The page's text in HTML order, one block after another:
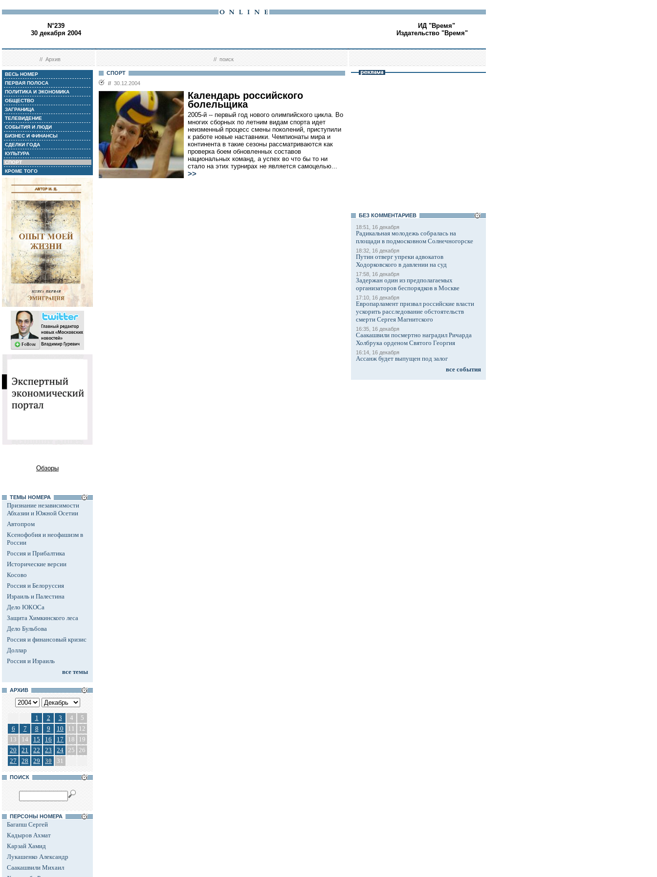
N°239
30 декабря 2004
ИД "Время"
Издательство "Время"
//Архив //поиск
ВЕСЬ НОМЕР
ПЕРВАЯ ПОЛОСА
ПОЛИТИКА И ЭКОНОМИКА
ОБЩЕСТВО
ЗАГРАНИЦА
ТЕЛЕВИДЕНИЕ
СОБЫТИЯ И ЛЮДИ
БИЗНЕС И ФИНАНСЫ
СДЕЛКИ ГОДА
КУЛЬТУРА
СПОРТ
КРОМЕ ТОГО
Обзоры
ТЕМЫ НОМЕРА
Признание независимости
Абхазии и Южной Осетии
Автопром
Ксенофобия и неофашизм в
России
Россия и Прибалтика
Исторические версии
Косово
Россия и Белоруссия
Израиль и Палестина
Дело ЮКОСа
Защита Химкинского леса
Дело Бульбова
Россия и финансовый кризис
Доллар
Россия и Израиль
все темы
АРХИВ
1 2 3 4
5
6
7 8 9 10 11
12
13
14 15 16 17 18
19
20
21 22 23 24 25 26
27
28 29 30 31
ПОИСК
ПЕРСОНЫ НОМЕРА
Багапш Сергей
Кадыров Ахмат
Карзай Хамид
Лукашенко Александр
Саакашвили Михаил
СПОРТ
// 30.12.2004
Календарь российского
болельщика
2005-й -- первый год нового олимпийского цикла. Во
многих сборных по летним видам спорта идет
неизменный процесс смены поколений, приступили
к работе новые наставники. Чемпионаты мира и
континента в такие сезоны рассматриваются как
проверка боем обновленных составов
национальных команд, а успех во что бы то ни
стало на этих турнирах не является самоцелью...
>>
БЕЗ КОМMЕНТАРИЕВ
18:51, 16 декабря
Радикальная молодежь собралась на
площади в подмосковном Солнечногорске
18:32, 16 декабря
Путин отверг упреки адвокатов
Ходорковского в давлении на суд
17:58, 16 декабря
Задержан один из предполагаемых
организаторов беспорядков в Москве
17:10, 16 декабря
Европарламент призвал российские власти
ускорить расследование обстоятельств
смерти Сергея Магнитского
16:35, 16 декабря
Саакашвили посмертно наградил Ричарда
Холбрука орденом Святого Георгия
16:14, 16 декабря
Ассанж будет выпущен под залог
все события